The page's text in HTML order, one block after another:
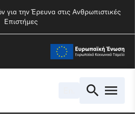
την Έρευνα στις Ανθρωπιστικές
Επιστήμες